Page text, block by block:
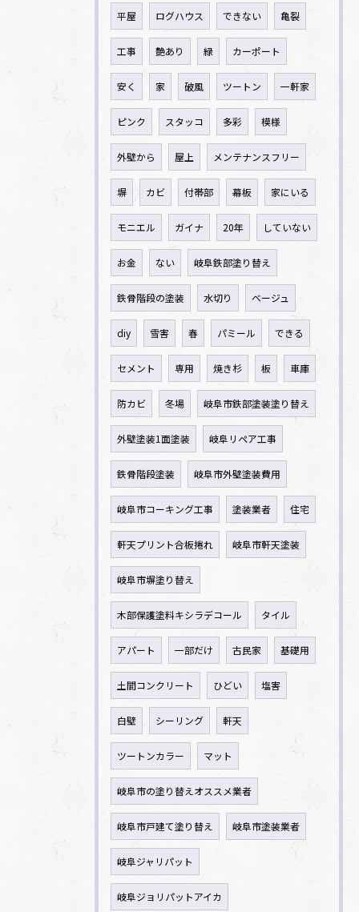
平屋 ログハウス できない 亀裂
工事 艶あり 緑 カーポート
安く 家 破風 ツートン 一軒家
ピンク スタッコ 多彩 模様
外壁から 屋上 メンテナンスフリー
塀 カビ 付帯部 幕板 家にいる
モニエル ガイナ 20年 していない
お金 ない 岐阜鉄部塗り替え
鉄骨階段の塗装 水切り ベージュ
diy 雪害 春 パミール できる
セメント 専用 焼き杉 板 車庫
防カビ 冬場 岐阜市鉄部塗装塗り替え
外壁塗装1面塗装 岐阜リペア工事
鉄骨階段塗装 岐阜市外壁塗装費用
岐阜市コーキング工事 塗装業者 住宅
軒天プリント合板捲れ 岐阜市軒天塗装
岐阜市塀塗り替え
木部保護塗料キシラデコール タイル
アパート 一部だけ 古民家 基礎用
土間コンクリート ひどい 塩害
白壁 シーリング 軒天
ツートンカラー マット
岐阜市の塗り替えオススメ業者
岐阜市戸建て塗り替え 岐阜市塗装業者
岐阜ジャリパット
岐阜ジョリパットアイカ